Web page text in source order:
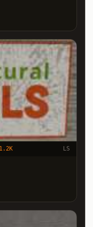
LS